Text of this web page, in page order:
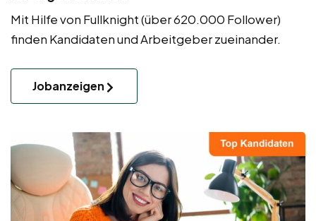
Mit Hilfe von Fullknight (über 620.000 Follower)
finden Kandidaten und Arbeitgeber zueinander.
Jobanzeigen